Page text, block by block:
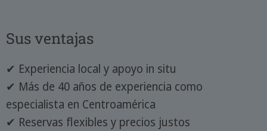
Sus ventajas
✔ Experiencia local y apoyo in situ
✔ Más de 40 años de experiencia como
especialista en Centroamérica
✔ Reservas flexibles y precios justos